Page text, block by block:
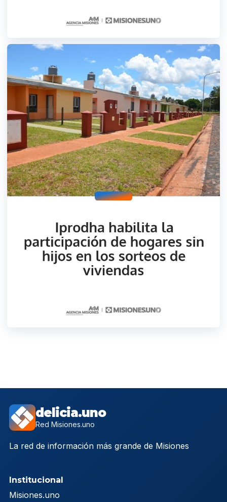
delicia.uno
Red Misiones.uno
La red de información más grande de Misiones
Institucional
Misiones.uno